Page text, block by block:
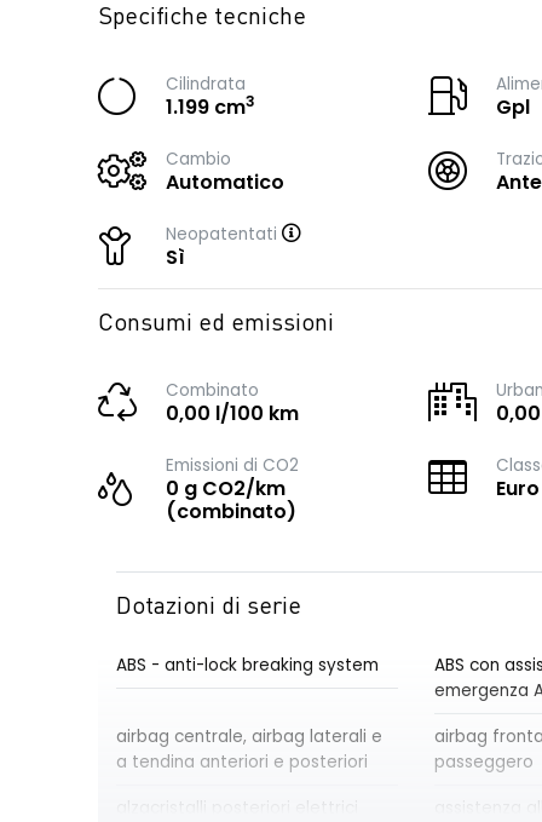
Specifiche tecniche
Cilindrata
1.199 cm3 Gpl
Cambio
Automatico
Neopatentati
Sì
Consumi ed emissioni
Combinato
0,00 l/100 km
Emissioni di CO2
0 g CO2/km
(combinato)
Dotazioni di serie
ABS - anti-lock breaking system
ABS con
emergenza
airbag centrale, airbag laterali e
a tendina anteriori e posteriori
airbag
passeggero